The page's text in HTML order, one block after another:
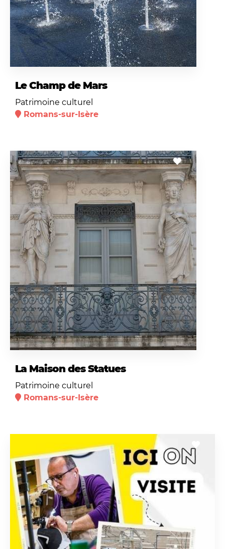
Le Champ de Mars
Patrimoine culturel
Romans-sur-Isère
La Maison des Statues
Patrimoine culturel
Romans-sur-Isère